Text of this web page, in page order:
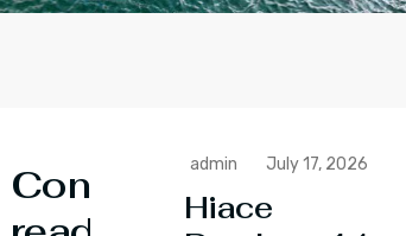
Continue
admin July 17, 2026
Hiace